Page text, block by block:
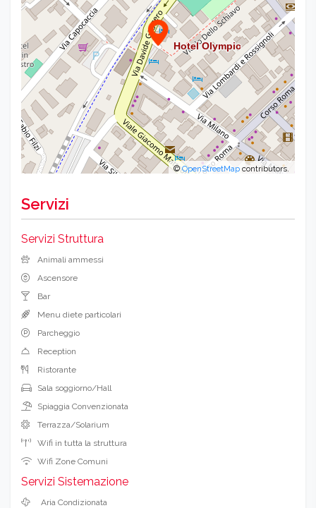
©OpenStreetMap contributors.
Servizi
Servizi Struttura
Animali ammessi
Ascensore
Bar
Menu diete particolari
Parcheggio
Reception
Ristorante
Sala soggiorno/Hall
Spiaggia Convenzionata
Terrazza/Solarium
Wifi in tutta la struttura
Wifi Zone Comuni
Servizi Sistemazione
Aria Condizionata